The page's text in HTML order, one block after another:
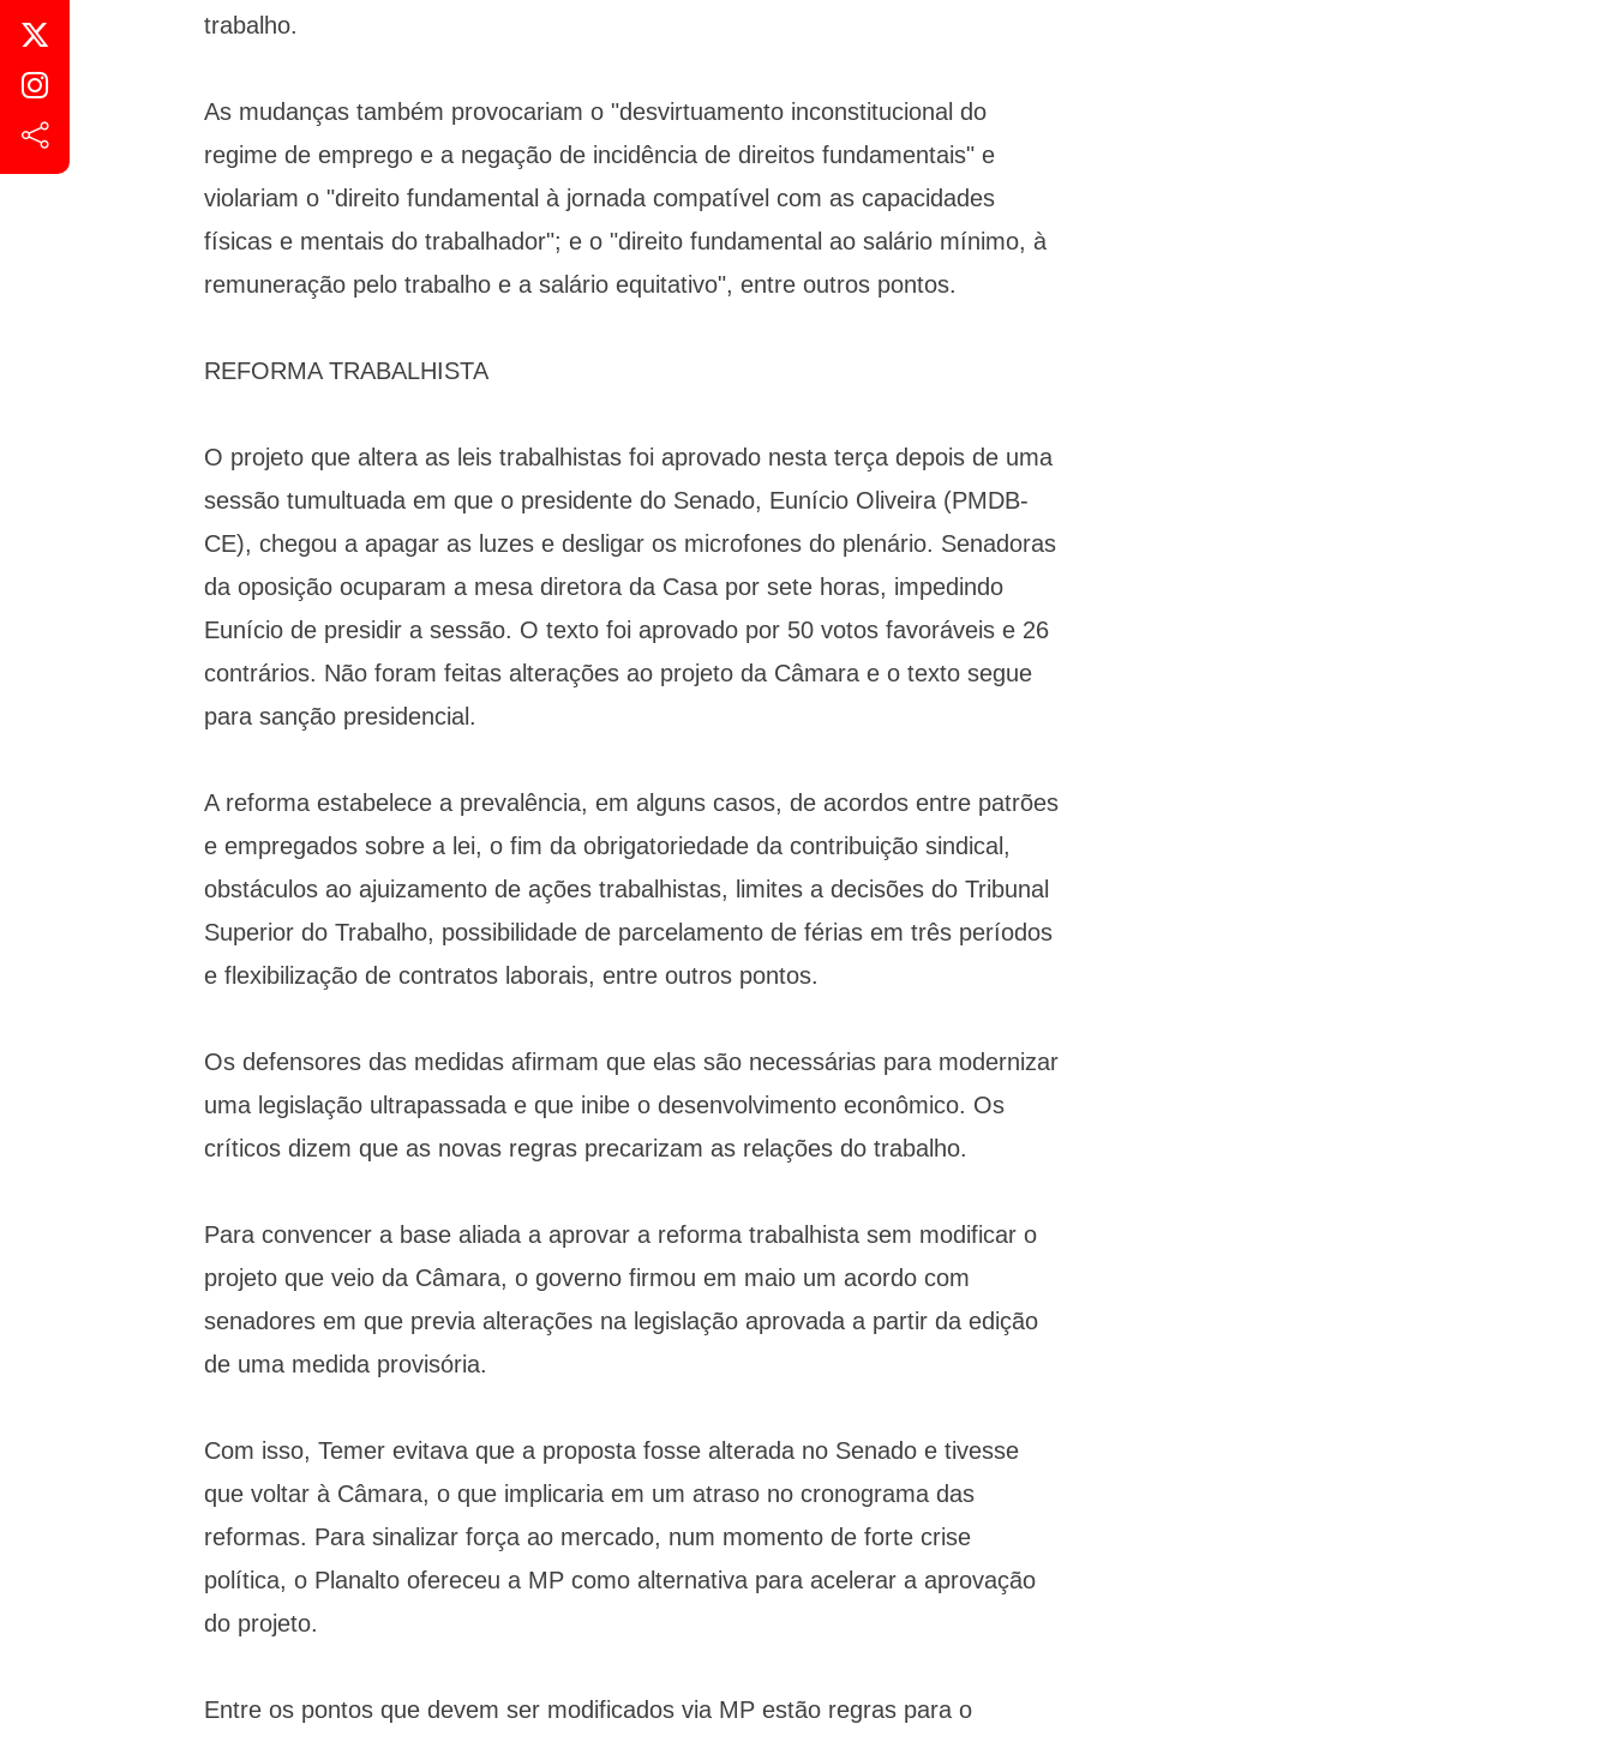
trabalho.
As mudanças também provocariam o "desvirtuamento inconstitucional do
regime de emprego e a negação de incidência de direitos fundamentais" e
violariam o "direito fundamental à jornada compatível com as capacidades
físicas e mentais do trabalhador"; e o "direito fundamental ao salário mínimo, à
remuneração pelo trabalho e a salário equitativo", entre outros pontos.
REFORMA TRABALHISTA
O projeto que altera as leis trabalhistas foi aprovado nesta terça depois de uma
sessão tumultuada em que o presidente do Senado, Eunício Oliveira (PMDB-
CE), chegou a apagar as luzes e desligar os microfones do plenário. Senadoras
da oposição ocuparam a mesa diretora da Casa por sete horas, impedindo
Eunício de presidir a sessão. O texto foi aprovado por 50 votos favoráveis e 26
contrários. Não foram feitas alterações ao projeto da Câmara e o texto segue
para sanção presidencial.
A reforma estabelece a prevalência, em alguns casos, de acordos entre patrões
e empregados sobre a lei, o fim da obrigatoriedade da contribuição sindical,
obstáculos ao ajuizamento de ações trabalhistas, limites a decisões do Tribunal
Superior do Trabalho, possibilidade de parcelamento de férias em três períodos
e flexibilização de contratos laborais, entre outros pontos.
Os defensores das medidas afirmam que elas são necessárias para modernizar
uma legislação ultrapassada e que inibe o desenvolvimento econômico. Os
críticos dizem que as novas regras precarizam as relações do trabalho.
Para convencer a base aliada a aprovar a reforma trabalhista sem modificar o
projeto que veio da Câmara, o governo firmou em maio um acordo com
senadores em que previa alterações na legislação aprovada a partir da edição
de uma medida provisória.
Com isso, Temer evitava que a proposta fosse alterada no Senado e tivesse
que voltar à Câmara, o que implicaria em um atraso no cronograma das
reformas. Para sinalizar força ao mercado, num momento de forte crise
política, o Planalto ofereceu a MP como alternativa para acelerar a aprovação
do projeto.
Entre os pontos que devem ser modificados via MP estão regras para o